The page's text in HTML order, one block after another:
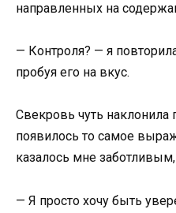
направленных на
— Контроля? — я
пробуя его на вкус.
Свекровь чуть наклонила
появилось то самое
казалось мне
— Я просто хочу быть